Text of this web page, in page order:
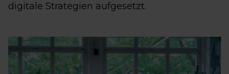
digitale Strategien aufgesetzt.